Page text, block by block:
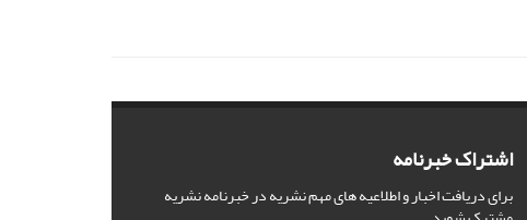
اشتراک خبرنامه
برای دریافت اخبار و اطلاعیه های مهم نشریه در خبرنامه نشریه